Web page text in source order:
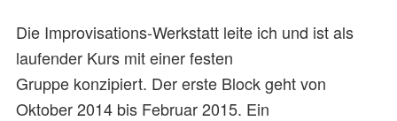
Die Improvisations-Werkstatt leite ich und ist als
laufender Kurs mit einer festen
Gruppe konzipiert. Der erste Block geht von
Oktober 2014 bis Februar 2015. Ein